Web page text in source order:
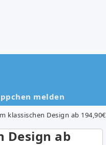
melden
klassischen Design ab 194,90€
Design ab